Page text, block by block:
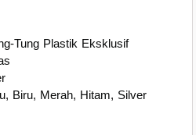
Tung Plastik Eksklusif
Biru, Merah, Hitam, Silver